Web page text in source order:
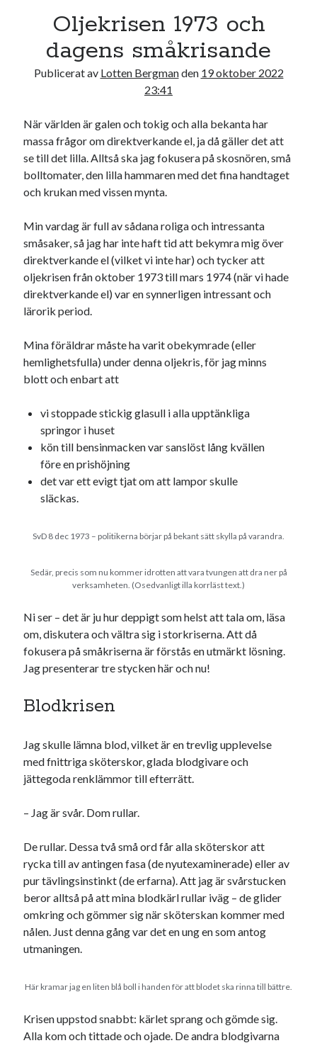
Etiketter
barnen basket bil corona
död England fest film fotboll
historia hotell jobb
Julkalenderfacit
julkalendern 2021 Julkalendern 2024 konst
kåseri lifvet Lund mat minne
nostalgi ord
resa skola
sommar språk språkpolis
USA
Dessa har något gemensamt
Fantastiskt välformulerad moderecensent
Onödiga citattecken
En amerikansk språkpolis
Egna länkar
Den stora bloggläsarvärvsveckan
Köttfärslimpan på allas läppar
Länkskolan
Lotten som Sommarpratare (i fantasin alltså: grupp på FB)
Vad ska du laga för mat idag? (Recept!)
Logga in
Flöde för kommentarer
WordPress.org
Oljekrisen 1973 och
dagens småkrisande
Publicerat av Lotten Bergmanden 19 oktober 2022
23:41
När världen är galen och tokig och alla bekanta har
massa frågor om direktverkande el, ja då gäller det att
se till det lilla. Alltså ska jag fokusera på skosnören, små
bolltomater, den lilla hammaren med det fina handtaget
och krukan med vissen mynta.
Min vardag är full av sådana roliga och intressanta
småsaker, så jag har inte haft tid att bekymra mig över
direktverkande el (vilket vi inte har) och tycker att
oljekrisen från oktober 1973 till mars 1974 (när vi hade
direktverkande el) var en synnerligen intressant och
lärorik period.
Mina föräldrar måste ha varit obekymrade (eller
hemlighetsfulla) under denna oljekris, för jag minns
blott och enbart att
vi stoppade stickig glasull i alla upptänkliga
springor i huset
kön till bensinmacken var sanslöst lång kvällen
före en prishöjning
det var ett evigt tjat om att lampor skulle
släckas.
SvD 8 dec 1973 – politikerna börjar på bekant sätt skylla på varandra.
Sedär, precis som nu kommer idrotten att vara tvungen att dra ner på
verksamheten. (Osedvanligt illa korrläst text.)
Ni ser – det är ju hur deppigt som helst att tala om, läsa
om, diskutera och vältra sig i storkriserna. Att då
fokusera på småkriserna är förstås en utmärkt lösning.
Jag presenterar tre stycken här och nu!
Blodkrisen
Jag skulle lämna blod, vilket är en trevlig upplevelse
med fnittriga sköterskor, glada blodgivare och
jättegoda renklämmor till efterrätt.
– Jag är svår. Dom rullar.
De rullar. Dessa två små ord får alla sköterskor att
rycka till av antingen fasa (de nyutexaminerade) eller av
pur tävlingsinstinkt (de erfarna). Att jag är svårstucken
beror alltså på att mina blodkärl rullar iväg – de glider
omkring och gömmer sig när sköterskan kommer med
nålen. Just denna gång var det en ung en som antog
utmaningen.
Här kramar jag en liten blå boll i handen för att blodet ska rinna till bättre.
Krisen uppstod snabbt: kärlet sprang och gömde sig.
Alla kom och tittade och ojade. De andra blodgivarna